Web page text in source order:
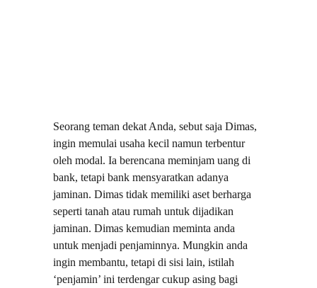
Seorang teman dekat Anda, sebut saja Dimas,
ingin memulai usaha kecil namun terbentur
oleh modal. Ia berencana meminjam uang di
bank, tetapi bank mensyaratkan adanya
jaminan. Dimas tidak memiliki aset berharga
seperti tanah atau rumah untuk dijadikan
jaminan. Dimas kemudian meminta anda
untuk menjadi penjaminnya. Mungkin anda
ingin membantu, tetapi di sisi lain, istilah
‘penjamin’ ini terdengar cukup asing bagi